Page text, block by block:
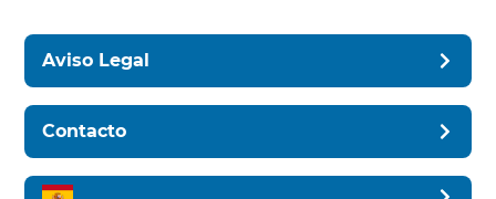
Aviso Legal
Contacto